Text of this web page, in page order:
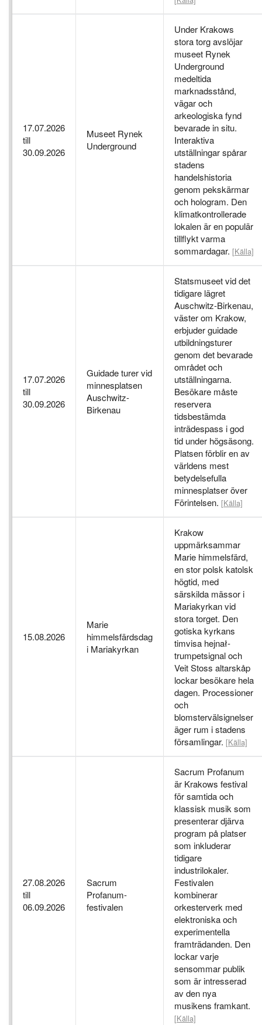
17.07.2026
till
30.09.2026
Museet Rynek
Underground
Under Krakows
stora torg avslöjar
museet Rynek
Underground
medeltida
marknadsstånd,
vägar och
arkeologiska fynd
bevarade in situ.
Interaktiva
utställningar spårar
stadens
handelshistoria
genom pekskärmar
och hologram. Den
klimatkontrollerade
lokalen är en populär
tillflykt varma
sommardagar. [Källa]
17.07.2026
till
30.09.2026
Guidade turer vid
minnesplatsen
Auschwitz-
Birkenau
Statsmuseet vid det
tidigare lägret
Auschwitz-Birkenau,
väster om Krakow,
erbjuder guidade
utbildningsturer
genom det bevarade
området och
utställningarna.
Besökare måste
reservera
tidsbestämda
inträdespass i god
tid under högsäsong.
Platsen förblir en av
världens mest
betydelsefulla
minnesplatser över
Förintelsen. [Källa]
15.08.2026
Marie
himmelsfärdsdag
i Mariakyrkan
Krakow
uppmärksammar
Marie himmelsfärd,
en stor polsk katolsk
högtid, med
särskilda mässor i
Mariakyrkan vid
stora torget. Den
gotiska kyrkans
timvisa hejnał-
trumpetsignal och
Veit Stoss altarskåp
lockar besökare hela
dagen. Processioner
och
blomstervälsignelser
äger rum i stadens
församlingar. [Källa]
27.08.2026
till
06.09.2026
Sacrum
Profanum-
festivalen
Sacrum Profanum
är Krakows festival
för samtida och
klassisk musik som
presenterar djärva
program på platser
som inkluderar
tidigare
industrilokaler.
Festivalen
kombinerar
orkesterverk med
elektroniska och
experimentella
framträdanden. Den
lockar varje
sensommar publik
som är intresserad
av den nya
musikens framkant.
[Källa]